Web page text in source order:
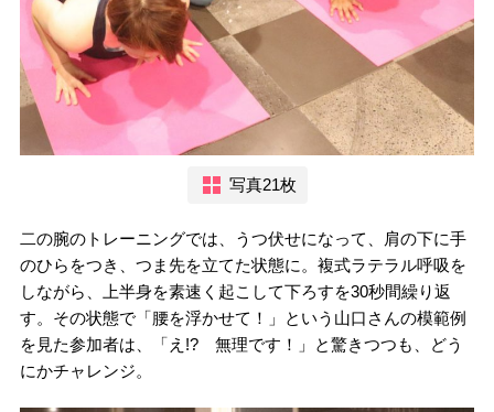
写真21枚
二の腕のトレーニングでは、うつ伏せになって、肩の下に手
のひらをつき、つま先を立てた状態に。複式ラテラル呼吸を
しながら、上半身を素速く起こして下ろすを30秒間繰り返
す。その状態で「腰を浮かせて！」という山口さんの模範例
を見た参加者は、「え!? 無理です！」と驚きつつも、どう
にかチャレンジ。